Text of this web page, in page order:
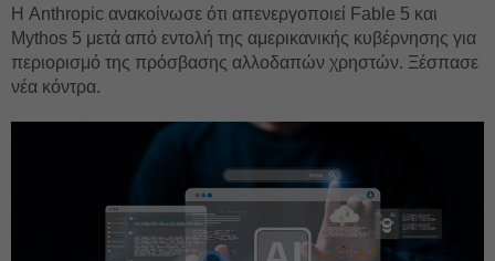
Η Anthropic ανακοίνωσε ότι απενεργοποιεί Fable 5 και
Mythos 5 μετά από εντολή της αμερικανικής κυβέρνησης για
περιορισμό της πρόσβασης αλλοδαπών χρηστών. Ξέσπασε
νέα κόντρα.